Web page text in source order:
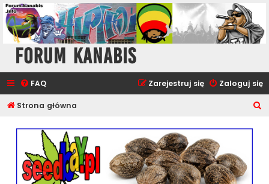
Forum Kanabis
FAQ Zaloguj się
Zarejestruj się
Strona główna